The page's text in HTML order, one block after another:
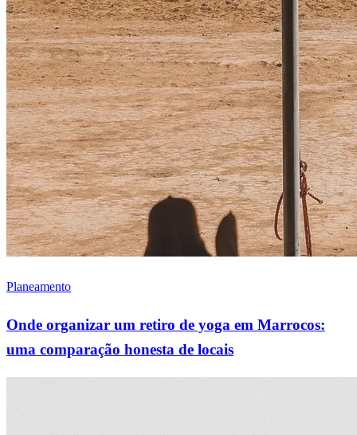
Planeamento
Onde organizar um retiro de yoga em Marrocos:
uma comparação honesta de locais